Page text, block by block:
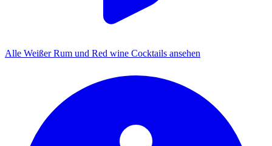
Alle Weißer Rum und Red wine Cocktails ansehen